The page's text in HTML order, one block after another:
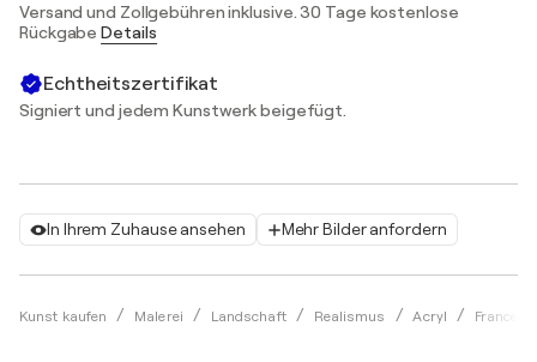
In Ihrem Zuhause ansehen Mehr Bilder anfordern
Kunst kaufen Malerei Landschaft Realismus Acryl
Versand und Zollgebühren inklusive. 30 Tage kostenlose
RückgabeDetails
Echtheitszertifikat
Signiert und jedem Kunstwerk beigefügt.